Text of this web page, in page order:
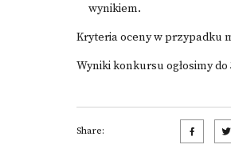
wynikiem.
Kryteria oceny w przypadku
Wyniki konkursu ogłosimy do
Share: